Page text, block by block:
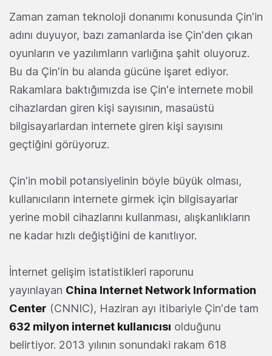
Zaman zaman teknoloji donanımı konusunda Çin'in
adını duyuyor, bazı zamanlarda ise Çin'den çıkan
oyunların ve yazılımların varlığına şahit oluyoruz.
Bu da Çin'in bu alanda gücüne işaret ediyor.
Rakamlara baktığımızda ise Çin'e internete mobil
cihazlardan giren kişi sayısının, masaüstü
bilgisayarlardan internete giren kişi sayısını
geçtiğini görüyoruz.
Çin'in mobil potansiyelinin böyle büyük olması,
kullanıcıların internete girmek için bilgisayarlar
yerine mobil cihazlarını kullanması, alışkanlıkların
ne kadar hızlı değiştiğini de kanıtlıyor.
İnternet gelişim istatistikleri raporunu
yayınlayan China Internet Network Information
Center (CNNIC), Haziran ayı itibariyle Çin'de tam
632 milyon internet kullanıcısı olduğunu
belirtiyor. 2013 yılının sonundaki rakam 618